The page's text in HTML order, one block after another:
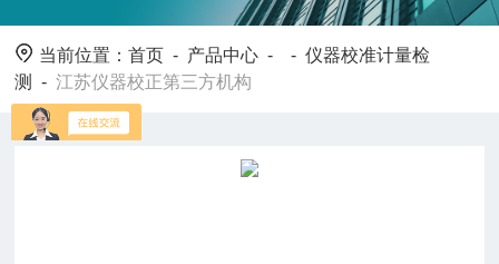
当前位置：首页 - 产品中心 - -仪器校准计量检
测
-江苏仪器校正第三方机构